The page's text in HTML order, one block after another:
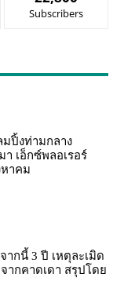
Subscribers
ปิ้งท่ามกลาง
เอ็กซ์พลอเรอร์
หาคม
ากนี้ 3 ปี เหตุละเมิด
ากคาดเดา สรุปโดย